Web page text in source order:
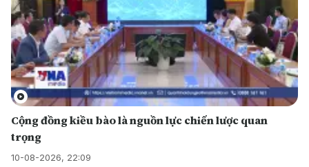
Cộng đồng kiều bào là nguồn lực chiến lược quan
trọng
10-08-2026, 22:09